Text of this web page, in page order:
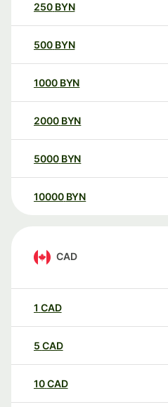
250 BYN
500 BYN
1000 BYN
2000 BYN
5000 BYN
10000 BYN
CAD
1 CAD
5 CAD
10CAD